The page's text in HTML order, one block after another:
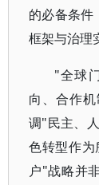
的必备条件
框架与治理
"全球
向、合作
调"民主、
色转型作
户"战略并